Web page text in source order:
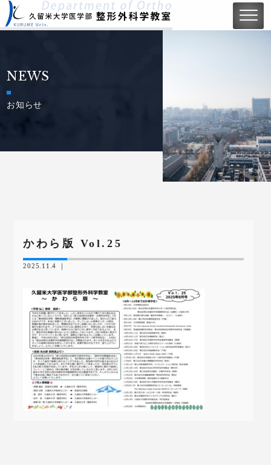
NEWS
お知らせ
かわら版 Vol.25
2025.11.4 ｜